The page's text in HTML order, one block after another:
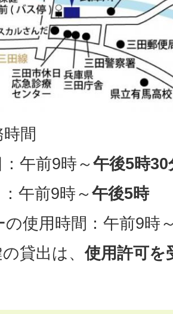
時間
前9時～午後5時30
午前9時～午後5時
の使用時間：午前9時
貸出は、使用許可を